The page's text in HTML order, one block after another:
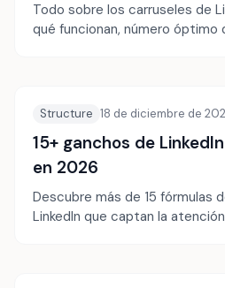
Todo sobre los carruseles de
qué funcionan, número óptimo
Structure 18 de diciembre de
15+ ganchos de
en 2026
Descubre más de 15 fórmulas
LinkedIn que captan la